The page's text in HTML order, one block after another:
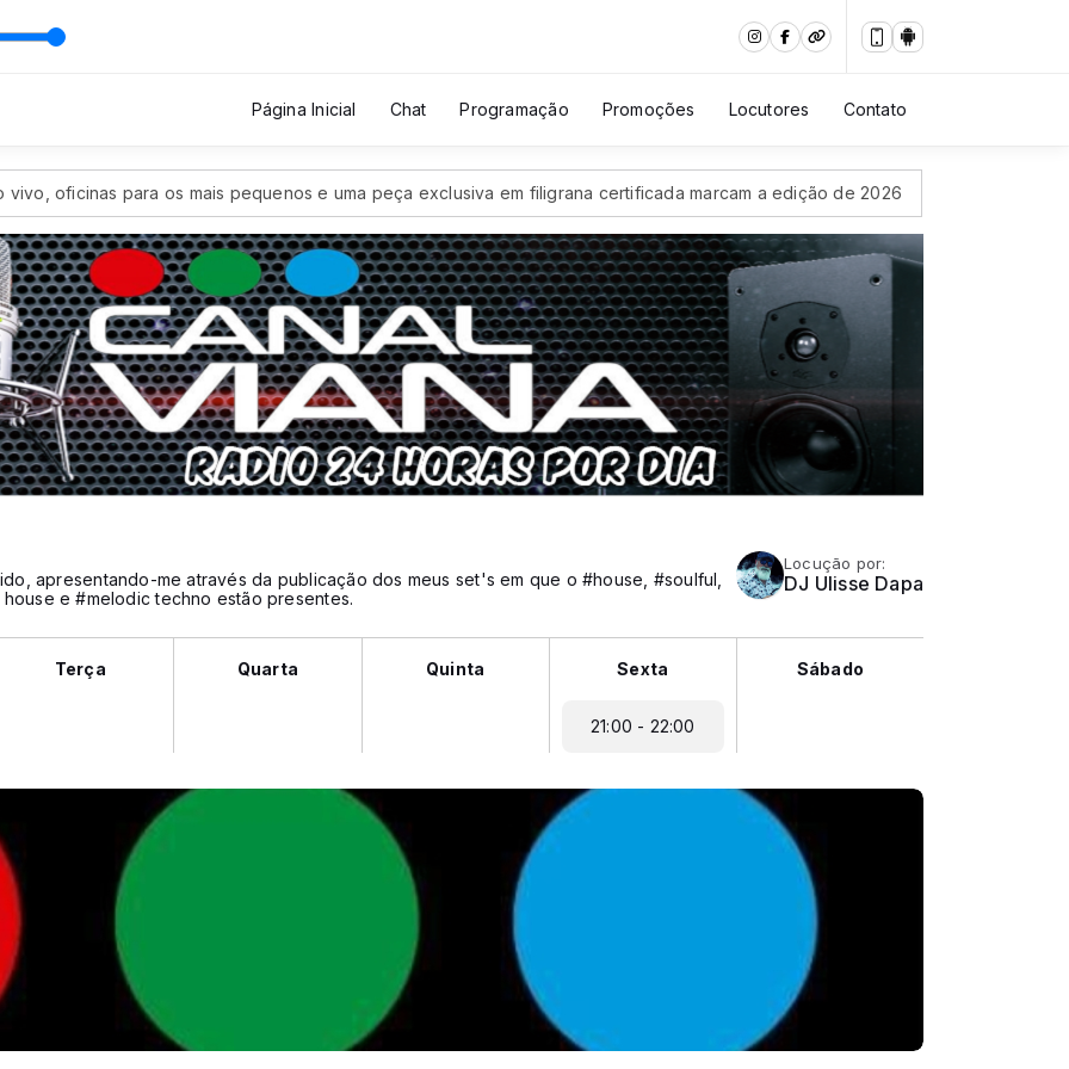
Página Inicial Chat Programação Promoções Locutores Contato
oficinas para os mais pequenos e uma peça exclusiva em filigrana certificada marcam a edição de 2026
apresentando-me através da publicação dos meus set's em que o #house, #soulful,
e #melodic techno estão presentes.
Locução por:
DJ Ulisse Dapa
Terça Quarta Quinta Sexta
21:00 - 22:00
Sábado